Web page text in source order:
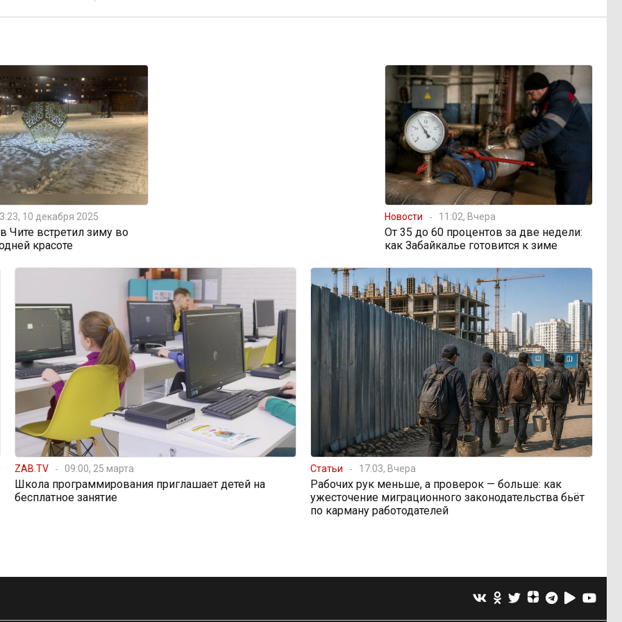
10 декабря 2025
встретил зиму во
красоте
Новости 11:02, Вчера
От 35 до 60 процентов за две недели:
как Забайкалье готовится к зиме
ZAB.TV 09:00, 25 марта
Школа программирования приглашает детей на
бесплатное занятие
Статьи 17:03, Вчера
Рабочих рук меньше, а проверок — больше: как
ужесточение миграционного законодательства бьёт
по карману работодателей